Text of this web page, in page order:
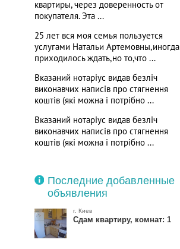
квартиры, через доверенность от
покупателя. Эта ...
25 лет вся моя семья пользуется
услугами Натальи Артемовны,иногда
приходилось ждать,но то,что ...
Вказаний нотаріус видав безліч
виконавчих написів про стягнення
коштів (які можна і потрібно ...
Вказаний нотаріус видав безліч
виконавчих написів про стягнення
коштів (які можна і потрібно ...
Последние добавленные
объявления
г. Киев
Сдам квартиру, комнат: 1